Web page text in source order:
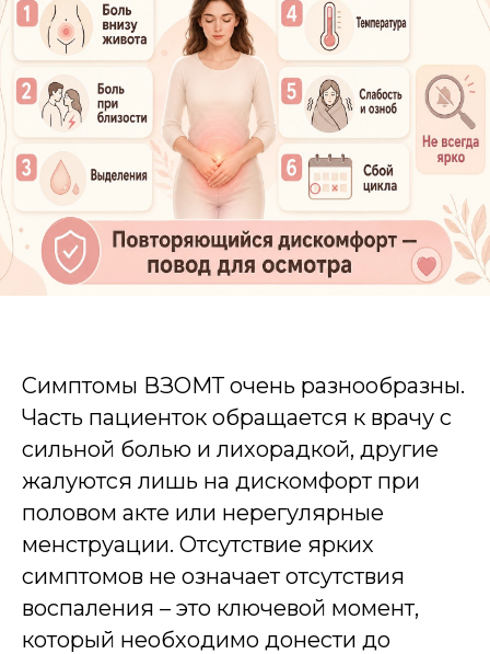
Симптомы ВЗОМТ очень разнообразны.
Часть пациенток обращается к врачу с
сильной болью и лихорадкой, другие
жалуются лишь на дискомфорт при
половом акте или нерегулярные
менструации. Отсутствие ярких
симптомов не означает отсутствия
воспаления – это ключевой момент,
который необходимо донести до